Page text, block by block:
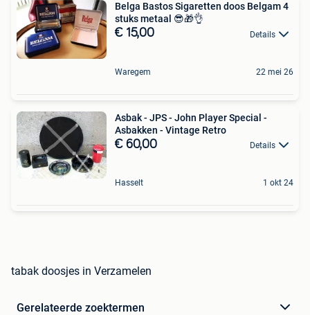
Belga Bastos Sigaretten doos Belgam 4
stuks metaal 😎🎁👌
€ 15,00 Details
Waregem 22 mei 26
Asbak - JPS - John Player Special -
Asbakken - Vintage Retro
€ 60,00 Details
Hasselt 1 okt 24
tabak doosjes in Verzamelen
Gerelateerde zoektermen